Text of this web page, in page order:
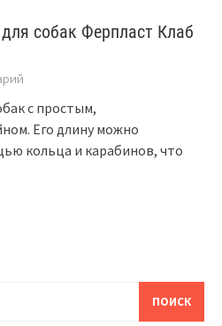
собак Ферпласт Клаб
с простым,
Его длину можно
кольца и карабинов, что